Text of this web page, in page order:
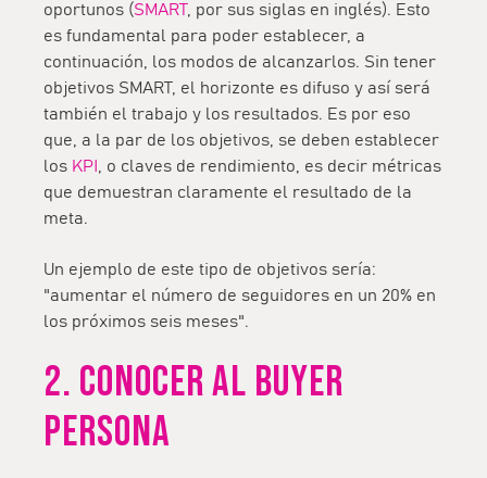
oportunos (SMART, por sus siglas en inglés). Esto
es fundamental para poder establecer, a
continuación, los modos de alcanzarlos. Sin tener
objetivos SMART, el horizonte es difuso y así será
también el trabajo y los resultados. Es por eso
que, a la par de los objetivos, se deben establecer
los KPI , o claves de rendimiento, es decir métricas
que demuestran claramente el resultado de la
meta.
Un ejemplo de este tipo de objetivos sería:
"aumentar el número de seguidores en un 20% en
los próximos seis meses".
2. CONOCER AL BUYER
PERSONA